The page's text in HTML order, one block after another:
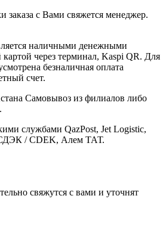
заказа с Вами свяжется менеджер.
наличными денежными
картой через терминал, Kaspi QR. Для
безналичная оплата
счет.
Самовывоз из филиалов либо
службами QazPost, Jet Logistic,
/ CDEK, Алем ТАТ.
свяжутся с вами и уточнят